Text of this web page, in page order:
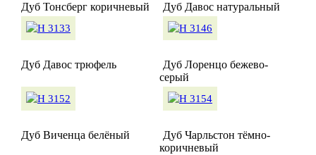
Дуб Тонсберг коричневый Дуб Давос натуральный
Дуб Давос трюфель
Дуб Лоренцо бежево-
серый
Дуб Виченца белёный
Дуб Чарльстон тёмно-
коричневый